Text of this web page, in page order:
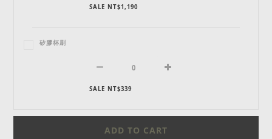
SALE NT$1,190
矽膠杯刷
SALE NT$339
ADD TO CART